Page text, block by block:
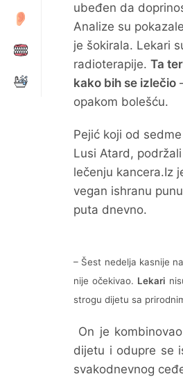
ubeđen da
Analize su
je šokirala. Lekari
radioterapije. Ta
kako bih se izlečio
opakom bolešću.
Pejić koji od
Lusi Atard,
lečenju kancera.Iz
vegan ishranu
puta dnevno.
– Šest nedelja kasnije
nije očekivao. Lekari
strogu dijetu sa
On je
dijetu i odupre se
svakodnevnog